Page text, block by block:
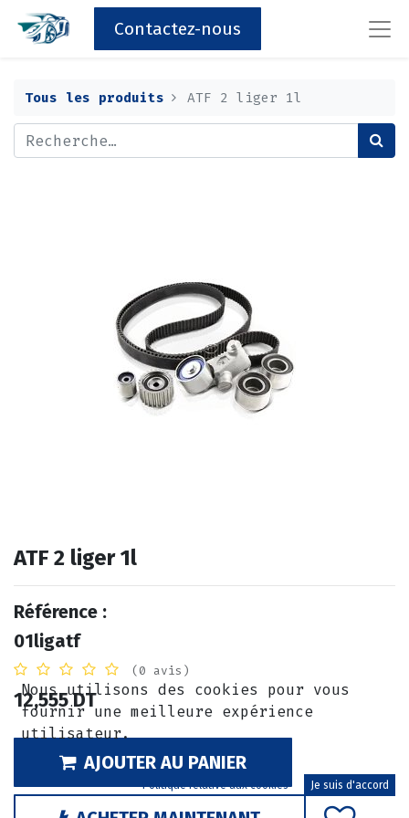
Contactez-nous
Tous les produits ATF 2 liger 1l
ATF 2 liger 1l
Référence :
01ligatf
(0 avis)
12,555DT
AJOUTER AU PANIER
Nous utilisons des cookies pour vous
fournir une meilleure expérience
utilisateur.
Politique relative aux cookies Je suis d'accord